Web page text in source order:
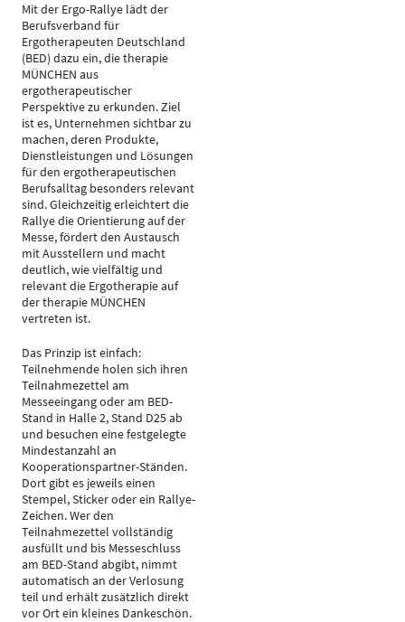
Mit der Ergo-Rallye lädt der
Berufsverband für
Ergotherapeuten Deutschland
(BED) dazu ein, die therapie
MÜNCHEN aus
ergotherapeutischer
Perspektive zu erkunden. Ziel
ist es, Unternehmen sichtbar zu
machen, deren Produkte,
Dienstleistungen und Lösungen
für den ergotherapeutischen
Berufsalltag besonders relevant
sind. Gleichzeitig erleichtert die
Rallye die Orientierung auf der
Messe, fördert den Austausch
mit Ausstellern und macht
deutlich, wie vielfältig und
relevant die Ergotherapie auf
der therapie MÜNCHEN
vertreten ist.
Das Prinzip ist einfach:
Teilnehmende holen sich ihren
Teilnahmezettel am
Messeeingang oder am BED-
Stand in Halle 2, Stand D25 ab
und besuchen eine festgelegte
Mindestanzahl an
Kooperationspartner-Ständen.
Dort gibt es jeweils einen
Stempel, Sticker oder ein Rallye-
Zeichen. Wer den
Teilnahmezettel vollständig
ausfüllt und bis Messeschluss
am BED-Stand abgibt, nimmt
automatisch an der Verlosung
teil und erhält zusätzlich direkt
vor Ort ein kleines Dankeschön.